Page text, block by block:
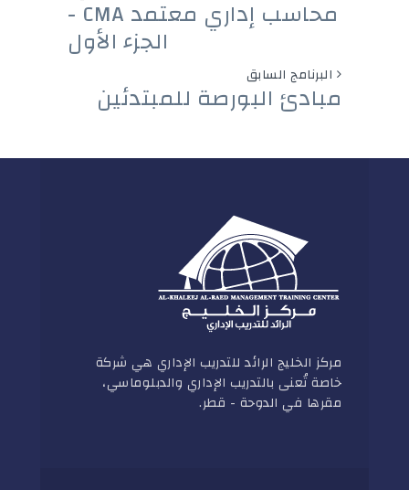
محاسب إداري معتمد CMA -
الجزء الأول
البرنامج السابق
مبادئ البورصة للمبتدئين
مركز الخليج الرائد للتدريب الإداري هي شركة
خاصة تُعنى بالتدريب الإداري والدبلوماسي،
مقرها في الدوحة - قطر.